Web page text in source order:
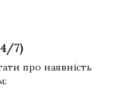
7)
про наявність